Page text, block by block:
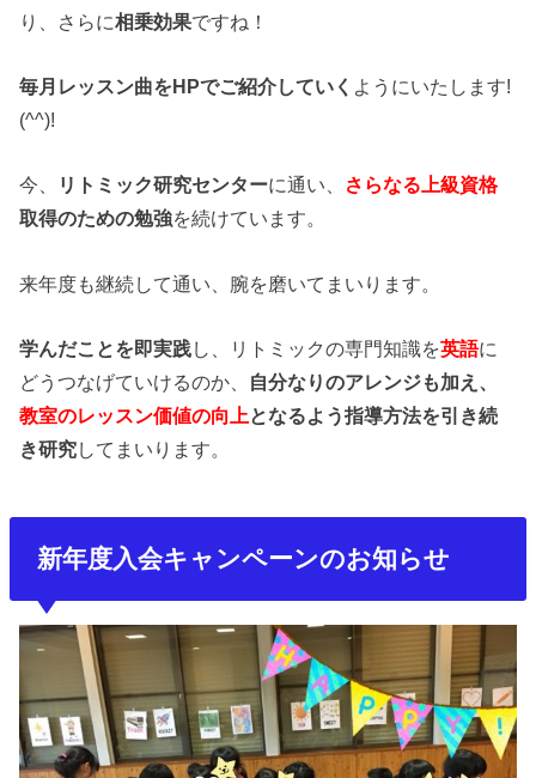
り、さらに相乗効果ですね！
毎月レッスン曲をHPでご紹介していく ようにいたします!
(^^)!
今、 リトミック研究センターに通い、 さらなる上級資格
取得のための勉強を続けています。
来年度も継続して通い、腕を磨いてまいります。
学んだことを即実践し、リトミックの専門知識を英語に
どうつなげていけるのか、 自分なりのアレンジも加え、
教室のレッスン価値の向上となるよう指導方法を引き続
き研究してまいります。
新年度入会キャンペーンのお知らせ